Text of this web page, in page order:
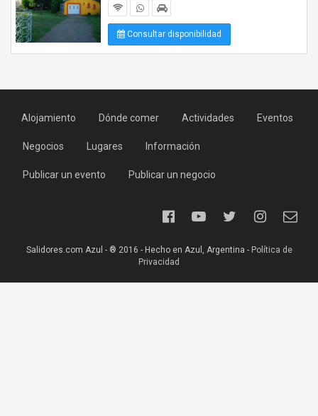
Consultar disponibilidad
Alojamiento Dónde comer Actividades Eventos
Negocios Lugares Información
Publicar un evento Publicar un negocio
Salidores.com Azul - ® 2016 - Hecho en Azul, Argentina - Política de
Privacidad